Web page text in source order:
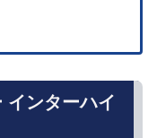
インターハイ